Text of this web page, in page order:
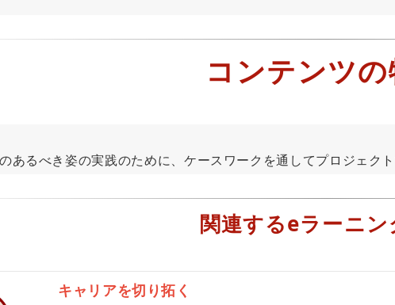
コンテンツ
あるべき姿の実践のために、ケースワークを通してプロジェク
関連するeラーニン
キャリアを切り拓く